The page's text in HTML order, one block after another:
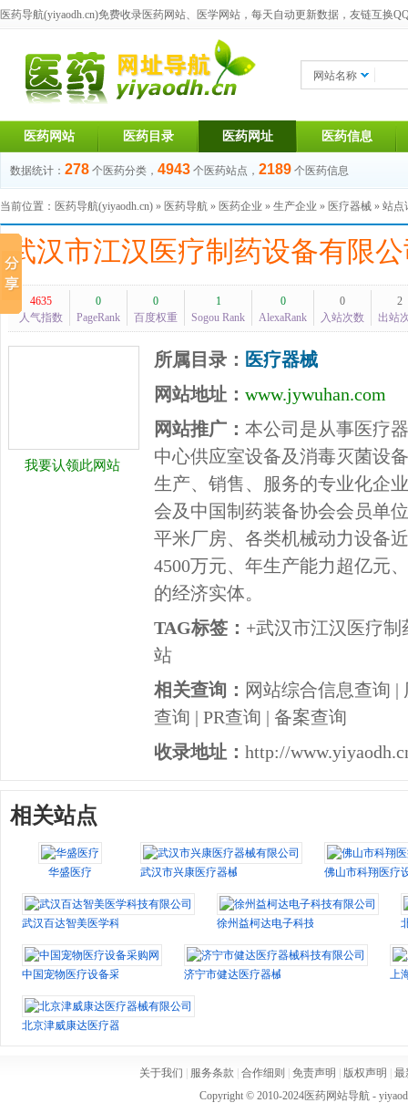
医药导航(yiyaodh.cn)免费收录医药网站、医学网站，每天自动更新数据，友链互换
网站名称
医药网站 医药目录 医药网址 医药信息
数据统计： 278 个医药分类， 4943 个医药站点， 2189 个医药信息
当前位置： 医药导航(yiyaodh.cn) » 医药导航 » 医药企业 » 生产企业 » 医疗器械 » 站
武汉市江汉医疗制药设备有限
4635
人气指数
0
PageRank
0
百度权重
1
Sogou Rank
0
AlexaRank
0
入站次数
2
出站
我要认领此网站
所属目录： 医疗器械
网站地址： www.jywuhan.com
网站推广： 本公司是从事医疗
中心供应室设备及消毒灭菌设
生产、销售、服务的专业化企
会及中国制药装备协会会员单
平米厂房、各类机械动力设备
4500万元、年生产能力超亿元
的经济实体。
TAG标签： +武汉市江汉医疗
站
相关查询： 网站综合信息查询 |
查询 | PR查询 | 备案查询
收录地址： http://
相关站点
华盛医疗 武汉市兴康医疗器械有限公司 佛山市科翔医疗
武汉百达智美医学科技有限公司 徐州益柯达电子科技有限公司
中国宠物医疗设备采购网 济宁市健达医疗器械科技有限公司 上
北京津威康达医疗器械有限公司
关于我们 服务条款 合作细则 免责声明 版权声明
最
Copyright © 2010-2024医药网站导航-